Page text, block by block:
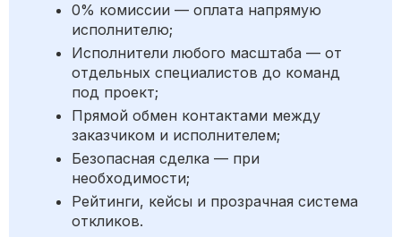
0% комиссии — оплата напрямую
исполнителю;
Исполнители любого масштаба — от
отдельных специалистов до команд
под проект;
Прямой обмен контактами между
заказчиком и исполнителем;
Безопасная сделка — при
необходимости;
Рейтинги, кейсы и прозрачная система
откликов.